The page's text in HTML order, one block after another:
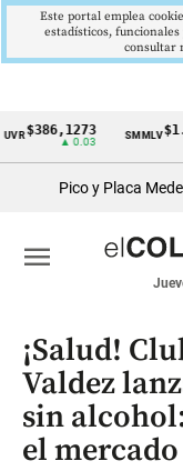
Cintillo
económicos
Colombia
▲ 0.03
SMMLV
Pico y Placa
menu
¡Salud!
Valdez
sin
el mercado
Este portal emplea
estadísticos,
consultar